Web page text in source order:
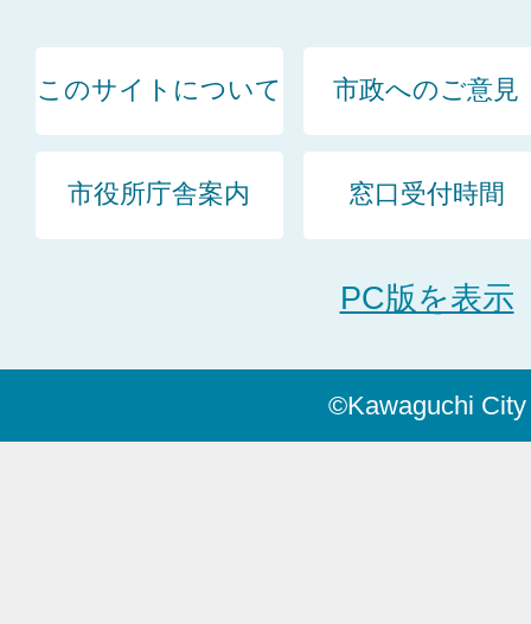
このサイトについて 市政へのご意見
市役所庁舎案内 窓口受付時間
PC版を表示
©Kawaguchi City